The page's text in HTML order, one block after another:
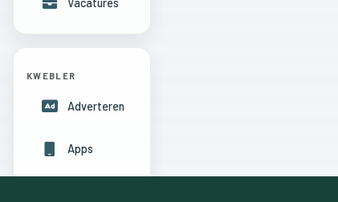
KWEBLER
Adverteren
Apps